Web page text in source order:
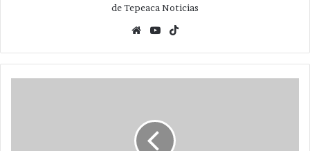
de Tepeaca Noticias
WebsiteYouTube